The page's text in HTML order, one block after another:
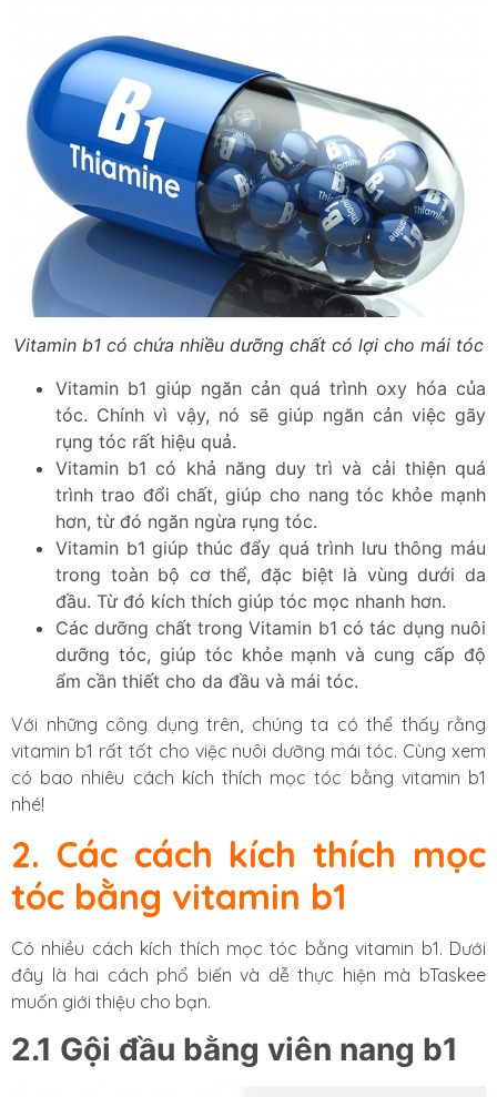
Vitamin b1 có chứa nhiều dưỡng chất có lợi cho mái tóc
Vitamin b1 giúp ngăn cản quá trình oxy hóa của
tóc. Chính vì vậy, nó sẽ giúp ngăn cản việc gãy
rụng tóc rất hiệu quả.
Vitamin b1 có khả năng duy trì và cải thiện quá
trình trao đổi chất, giúp cho nang tóc khỏe mạnh
hơn, từ đó ngăn ngừa rụng tóc.
Vitamin b1 giúp thúc đẩy quá trình lưu thông máu
trong toàn bộ cơ thể, đặc biệt là vùng dưới da
đầu. Từ đó kích thích giúp tóc mọc nhanh hơn.
Các dưỡng chất trong Vitamin b1 có tác dụng nuôi
dưỡng tóc, giúp tóc khỏe mạnh và cung cấp độ
ẩm cần thiết cho da đầu và mái tóc.
Với những công dụng trên, chúng ta có thể thấy rằng
vitamin b1 rất tốt cho việc nuôi dưỡng mái tóc. Cùng xem
có bao nhiêu cách kích thích mọc tóc bằng vitamin b1
nhé!
2. Các cách kích thích mọc
tóc bằng vitamin b1
Có nhiều cách kích thích mọc tóc bằng vitamin b1. Dưới
đây là hai cách phổ biến và dễ thực hiện mà bTaskee
muốn giới thiệu cho bạn.
2.1 Gội đầu bằng viên nang b1